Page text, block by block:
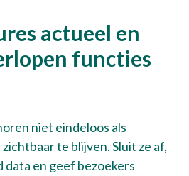
actueel en
functies
niet eindeloos als
te blijven. Sluit ze af,
en geef bezoekers